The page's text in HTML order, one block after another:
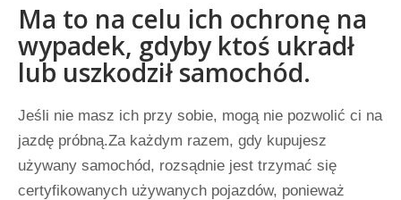
Ma to na celu ich ochronę na
wypadek, gdyby ktoś ukradł
lub uszkodził samochód.
Jeśli nie masz ich przy sobie, mogą nie pozwolić ci na
jazdę próbną.Za każdym razem, gdy kupujesz
używany samochód, rozsądnie jest trzymać się
certyfikowanych używanych pojazdów, ponieważ